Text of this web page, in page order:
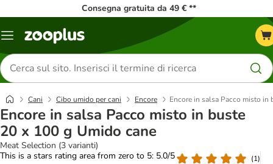
Consegna gratuita da 49 € **
Overview
Cerca
prodotti
Cani Cibo umido per cani Encore Encore in salsa Pacco misto
Encore in salsa Pacco misto in buste
20 x 100 g Umido cane
Meat Selection (3 varianti)
This is a stars rating area from zero to 5: 5.0/5
(1)